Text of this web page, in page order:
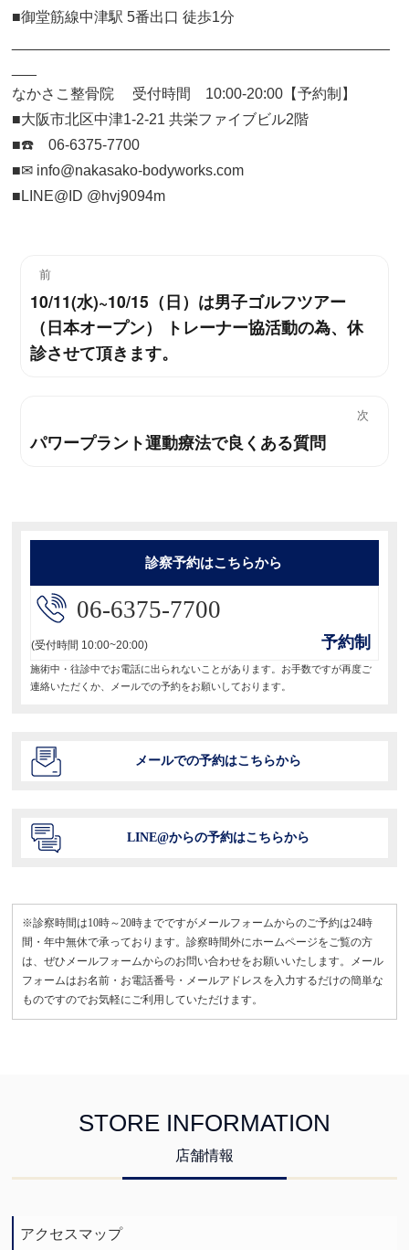
■御堂筋線中津駅 5番出口 徒歩1分
なかさこ整骨院 受付時間 10:00-20:00【予約制】
■大阪市北区中津1-2-21 共栄ファイブビル2階
■☎️ 06-6375-7700
■✉︎ info@nakasako-bodyworks.com
■LINE@ID @hvj9094m
前
過
去
の
10/11(水)~10/15（日）は男子ゴルフツアー
（日本オープン） トレーナー協活動の為、休
診させて頂きます。
次
次
パワープラント運動療法で良くある質問
診察予約はこちらから
06-6375-7700
(受付時間 10:00~20:00) 予約制
施術中・往診中でお電話に出られないことがあります。お手数ですが再度ご
連絡いただくか、メールでの予約をお願いしております。
メールでの予約はこちらから
LINE@からの予約はこちらから
※診察時間は10時～20時までですがメールフォームからのご予約は24時
間・年中無休で承っております。診察時間外にホームページをご覧の方
は、ぜひメールフォームからのお問い合わせをお願いいたします。メール
フォームはお名前・お電話番号・メールアドレスを入力するだけの簡単な
ものですのでお気軽にご利用していただけます。
STORE INFORMATION
店舗情報
アクセスマップ